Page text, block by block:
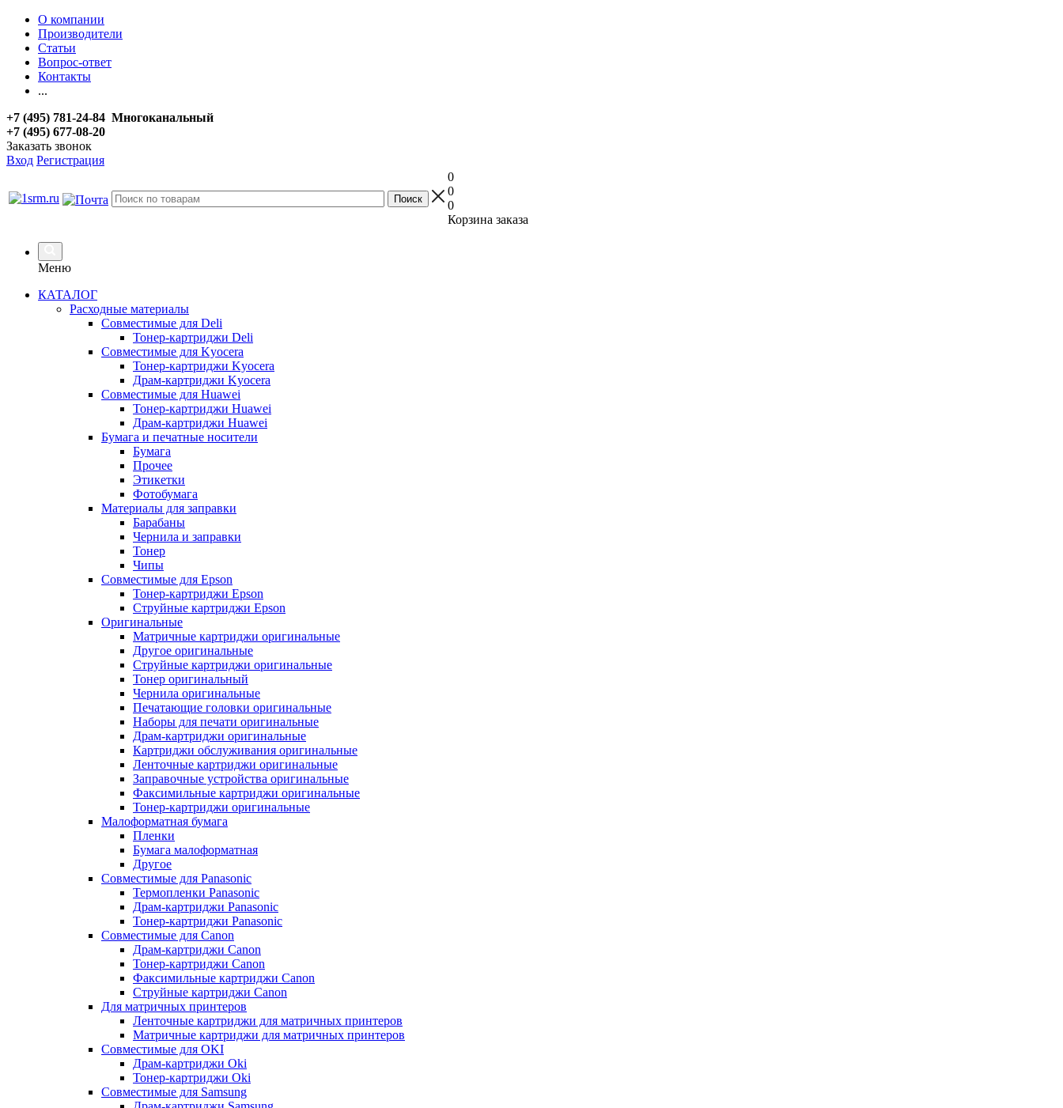
О компании
Производители
Статьи
Вопрос-ответ
Контакты
...
+7 (495) 781-24-84 Многоканальный
+7 (495) 677-08-20
Заказать звонок
Вход Регистрация
0
0
0
Корзина заказа
Меню
КАТАЛОГ
Расходные материалы
Совместимые для Deli
Тонер-картриджи Deli
Совместимые для Kyocera
Тонер-картриджи Kyocera
Драм-картриджи Kyocera
Совместимые для Huawei
Тонер-картриджи Huawei
Драм-картриджи Huawei
Бумага и печатные носители
Бумага
Прочее
Этикетки
Фотобумага
Материалы для заправки
Барабаны
Чернила и заправки
Тонер
Чипы
Совместимые для Epson
Тонер-картриджи Epson
Струйные картриджи Epson
Оригинальные
Матричные картриджи оригинальные
Другое оригинальные
Струйные картриджи оригинальные
Тонер оригинальный
Чернила оригинальные
Печатающие головки оригинальные
Наборы для печати оригинальные
Драм-картриджи оригинальные
Картриджи обслуживания оригинальные
Ленточные картриджи оригинальные
Заправочные устройства оригинальные
Факсимильные картриджи оригинальные
Тонер-картриджи оригинальные
Малоформатная бумага
Пленки
Бумага малоформатная
Другое
Совместимые для Panasonic
Термопленки Panasonic
Драм-картриджи Panasonic
Тонер-картриджи Panasonic
Совместимые для Canon
Драм-картриджи Canon
Тонер-картриджи Canon
Факсимильные картриджи Canon
Струйные картриджи Canon
Для матричных принтеров
Ленточные картриджи для матричных принтеров
Матричные картриджи для матричных принтеров
Совместимые для OKI
Драм-картриджи Oki
Тонер-картриджи Oki
Совместимые для Samsung